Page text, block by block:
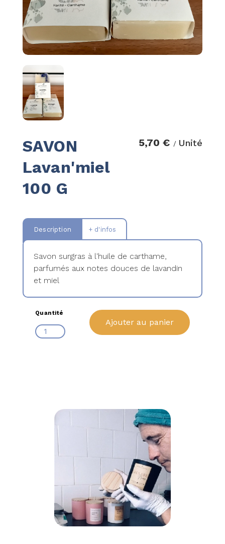
SAVON
Lavan'miel
100 G
5,70 € / Unité
Description + d'infos
Savon surgras à l'huile de carthame,
parfumés aux notes douces de lavandin
et miel
Quantité
Ajouter au panier